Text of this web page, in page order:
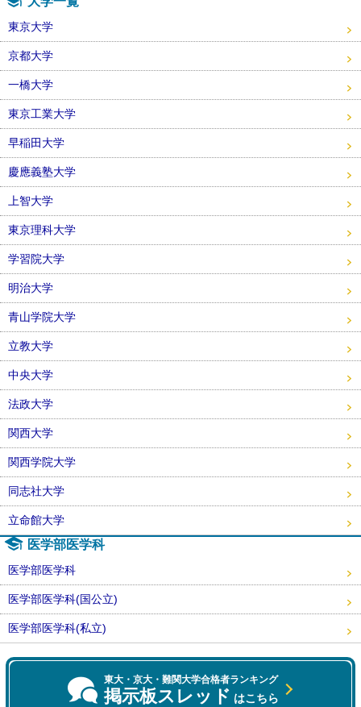
東京大学
京都大学
一橋大学
東京工業大学
早稲田大学
慶應義塾大学
上智大学
東京理科大学
学習院大学
明治大学
青山学院大学
立教大学
中央大学
法政大学
関西大学
関西学院大学
同志社大学
立命館大学
医学部医学科
医学部医学科
医学部医学科(国公立)
医学部医学科(私立)
東大・京大・難関大学合格者ランキング
掲示板スレッド はこちら